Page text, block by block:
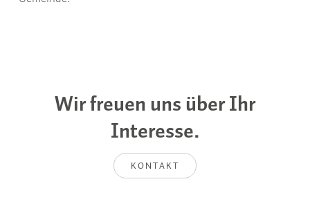
Wir freuen uns über Ihr
Interesse.
KONTAKT